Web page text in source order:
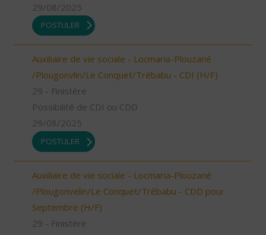
29/08/2025
POSTULER
Auxiliaire de vie sociale - Locmaria-Plouzané
/Plougonvlin/Le Conquet/Trébabu - CDI (H/F)
29 - Finistère
Possibilité de CDI ou CDD
29/08/2025
POSTULER
Auxiliaire de vie sociale - Locmaria-Plouzané
/Plougonvelin/Le Conquet/Trébabu - CDD pour
Septembre (H/F)
29 - Finistère